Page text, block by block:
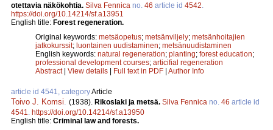
otettavia näkökohtia. Silva Fennica no. 46 article id 4542
https://doi.org/10.14214/sf.a13951
English title: Forest regeneration.
Original keywords: metsäopetus; metsänviljely; metsänhoitajien
jatkokurssit; luontainen uudistaminen; metsänuudistaminen
English keywords: natural regeneration; planting; forest education;
professional development courses; articifial regeneration
Abstract| View details | Full text in PDF | Author Info
article id 4541, categoryArticle
Toivo J. Komsi (1938). Rikoslaki ja metsä. Silva Fennica no. 46 article id
4541
https://doi.org/10.14214/sf.a13950
English title: Criminal law and forests.